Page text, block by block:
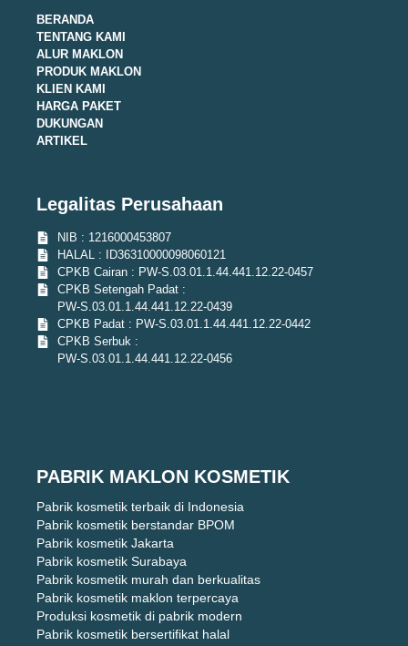
BERANDA
TENTANG KAMI
ALUR MAKLON
PRODUK MAKLON
KLIEN KAMI
HARGA PAKET
DUKUNGAN
ARTIKEL
Legalitas Perusahaan
NIB : 1216000453807
HALAL : ID36310000098060121
CPKB Cairan : PW-S.03.01.1.44.441.12.22-0457
CPKB Setengah Padat :
PW-S.03.01.1.44.441.12.22-0439
CPKB Padat : PW-S.03.01.1.44.441.12.22-0442
CPKB Serbuk :
PW-S.03.01.1.44.441.12.22-0456
PABRIK MAKLON KOSMETIK
Pabrik kosmetik terbaik di Indonesia
Pabrik kosmetik berstandar BPOM
Pabrik kosmetik Jakarta
Pabrik kosmetik Surabaya
Pabrik kosmetik murah dan berkualitas
Pabrik kosmetik maklon terpercaya
Produksi kosmetik di pabrik modern
Pabrik kosmetik bersertifikat halal